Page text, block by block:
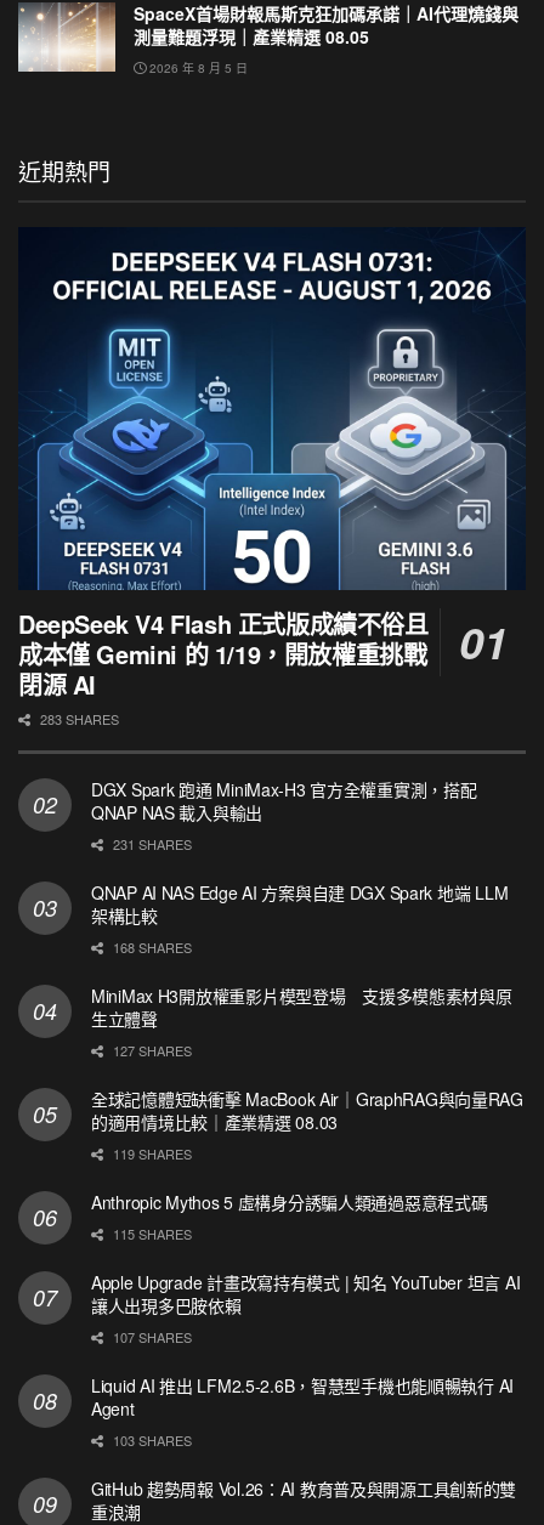
SpaceX首場財報馬斯克狂加碼承諾｜AI代理燒錢與
測量難題浮現｜產業精選 08.05
2026 年 8 月 5 日
近期熱門
DeepSeek V4 Flash 正式版成績不俗且
成本僅 Gemini 的 1/19，開放權重挑戰
閉源 AI
283 SHARES
DGX Spark 跑通 MiniMax-H3 官方全權重實測，搭配
QNAP NAS 載入與輸出
231 SHARES
QNAP AI NAS Edge AI 方案與自建 DGX Spark 地端 LLM
架構比較
168 SHARES
MiniMax H3開放權重影片模型登場 支援多模態素材與原
生立體聲
127 SHARES
全球記憶體短缺衝擊 MacBook Air｜GraphRAG與向量RAG
的適用情境比較｜產業精選 08.03
119 SHARES
Anthropic Mythos 5 虛構身分誘騙人類通過惡意程式碼
115 SHARES
Apple Upgrade 計畫改寫持有模式 | 知名 YouTuber 坦言 AI
讓人出現多巴胺依賴
107 SHARES
Liquid AI 推出 LFM2.5-2.6B，智慧型手機也能順暢執行 AI
Agent
103 SHARES
GitHub 趨勢周報 Vol.26：AI 教育普及與開源工具創新的雙
重浪潮